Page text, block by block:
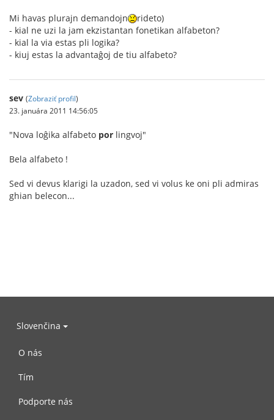
Mi havas plurajn demandojn
rideto)
- kial ne uzi la jam ekzistantan fonetikan alfabeton?
- kial la via estas pli logika?
- kiuj estas la advantaĝoj de tiu alfabeto?
sev (Zobraziť profil)
23. januára 2011 14:56:05
"Nova loĝika alfabeto por lingvoj"
Bela alfabeto !
Sed vi devus klarigi la uzadon, sed vi volus ke oni pli admiras
ghian belecon...
Slovenčina
O nás
Tím
Podporte nás